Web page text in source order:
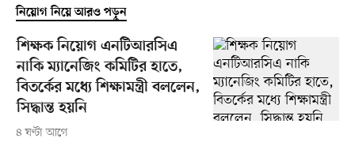
নিয়োগ নিয়ে আরও পড়ুন
শিক্ষক নিয়োগ এনটিআরসিএ
নাকি ম্যানেজিং কমিটির হাতে,
বিতর্কের মধ্যে শিক্ষামন্ত্রী বললেন,
সিদ্ধান্ত হয়নি
৪ ঘণ্টা আগে